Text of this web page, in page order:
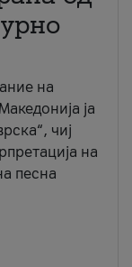
на
ја
чиј
на
песна